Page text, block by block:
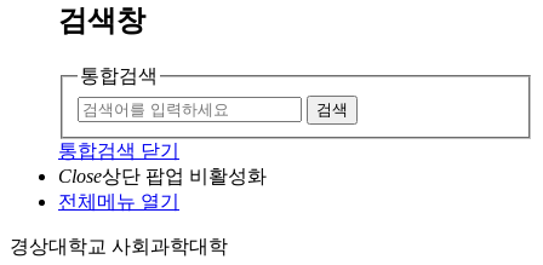
검색창
통합검색
검색
통합검색 닫기
Close상단 팝업 비활성화
전체메뉴 열기
경상대학교 사회과학대학